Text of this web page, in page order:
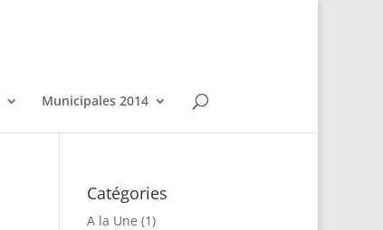
Municipales 2014
Catégories
A la Une (1)